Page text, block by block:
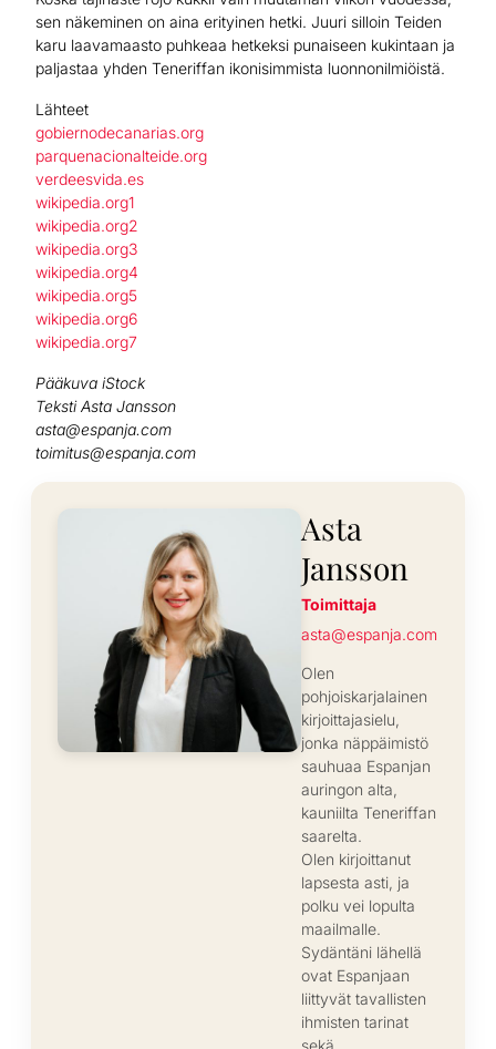
sen näkeminen on aina erityinen hetki. Juuri silloin Teiden
karu laavamaasto puhkeaa hetkeksi punaiseen kukintaan ja
paljastaa yhden Teneriffan ikonisimmista luonnonilmiöistä.
Lähteet
gobiernodecanarias.org
parquenacionalteide.org
verdeesvida.es
wikipedia.org1
wikipedia.org2
wikipedia.org3
wikipedia.org4
wikipedia.org5
wikipedia.org6
wikipedia.org7
Pääkuva iStock
Teksti Asta Jansson
asta@espanja.com
toimitus@espanja.com
Asta
Jansson
Toimittaja
asta@espanja.com
Olen
pohjoiskarjalainen
kirjoittajasielu,
jonka näppäimistö
sauhuaa Espanjan
auringon alta,
kauniilta Teneriffan
saarelta.
Olen kirjoittanut
lapsesta asti, ja
polku vei lopulta
maailmalle.
Sydäntäni lähellä
ovat Espanjaan
liittyvät tavallisten
ihmisten tarinat
sekä